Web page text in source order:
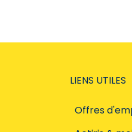
LIENS UTILES
Offres